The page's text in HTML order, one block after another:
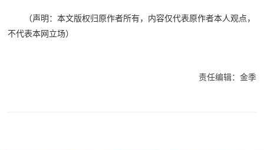
（声明：本文版权归原作者所有，内容仅代表原作者本人观点，
不代表本网立场）
责任编辑：金季